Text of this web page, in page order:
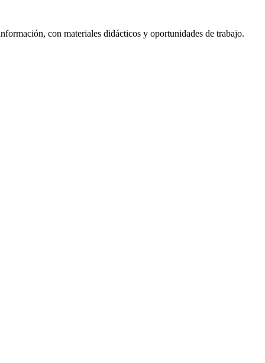
con materiales didácticos y oportunidades de trabajo.